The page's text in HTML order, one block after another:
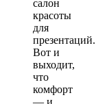
салон
красоты
для
презентаций.
Вот и
выходит,
что
комфорт
— и